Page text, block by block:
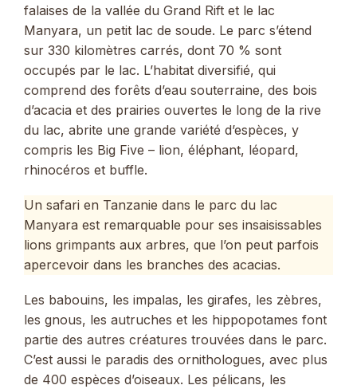
falaises de la vallée du Grand Rift et le lac
Manyara, un petit lac de soude. Le parc s’étend
sur 330 kilomètres carrés, dont 70 % sont
occupés par le lac. L’habitat diversifié, qui
comprend des forêts d’eau souterraine, des bois
d’acacia et des prairies ouvertes le long de la rive
du lac, abrite une grande variété d’espèces, y
compris les Big Five – lion, éléphant, léopard,
rhinocéros et buffle.
Un safari en Tanzanie dans le parc du lac
Manyara est remarquable pour ses insaisissables
lions grimpants aux arbres, que l’on peut parfois
apercevoir dans les branches des acacias.
Les babouins, les impalas, les girafes, les zèbres,
les gnous, les autruches et les hippopotames font
partie des autres créatures trouvées dans le parc.
C’est aussi le paradis des ornithologues, avec plus
de 400 espèces d’oiseaux. Les pélicans, les